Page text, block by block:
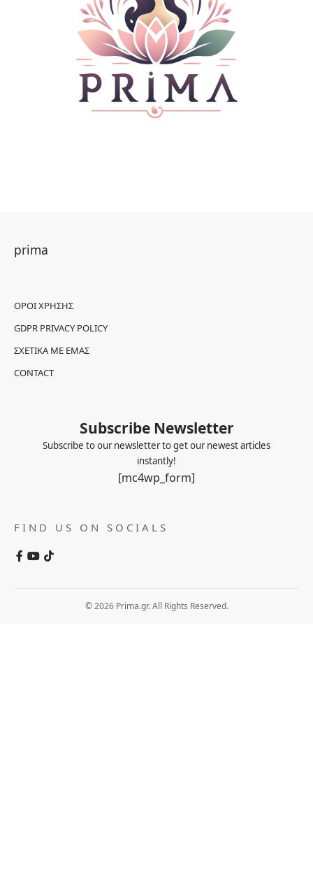
prima
ΌΡΟΙ ΧΡΉΣΗΣ
GDPR PRIVACY POLICY
ΣΧΕΤΙΚΆ ΜΕ ΕΜΆΣ
CONTACT
Subscribe Newsletter
Subscribe to our newsletter to get our newest articles
instantly!
[mc4wp_form]
FIND US ON SOCIALS
© 2026 Prima.gr. All Rights Reserved.